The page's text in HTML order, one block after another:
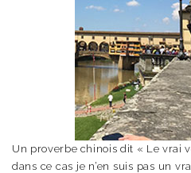
Un proverbe chinois dit « Le vrai
dans ce cas je n’en suis pas un